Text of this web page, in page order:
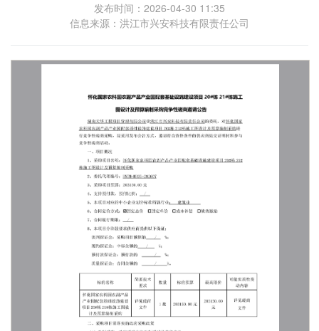
发布时间：2026-04-30 11:35
信息来源：洪江市兴安科技有限责任公司